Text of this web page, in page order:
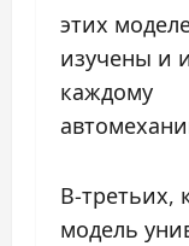
этих
изучены и
каждому
В-третьих,
модель